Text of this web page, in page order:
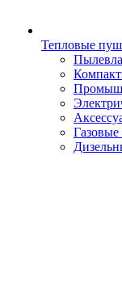
Тепловые